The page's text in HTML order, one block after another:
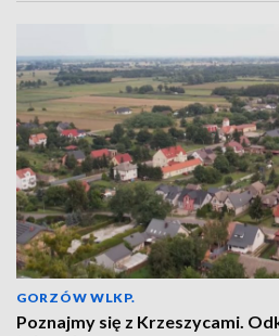
GORZÓW WLKP.
Poznajmy się z Krzeszycami.